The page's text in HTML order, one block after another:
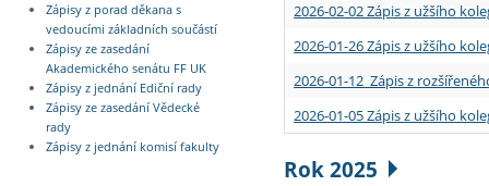
Zápisy z porad děkana s
vedoucími základních součástí
Zápisy ze zasedání
Akademického senátu FF UK
Zápisy z jednání Ediční rady
Zápisy ze zasedání Vědecké
rady
Zápisy z jednání komisí fakulty
2026-02-02 Zápis z užšího
2026-01-26 Zápis z užšího
2026-01-12 Zápis z
2026-01-05 Zápis z užšího
Rok 2025